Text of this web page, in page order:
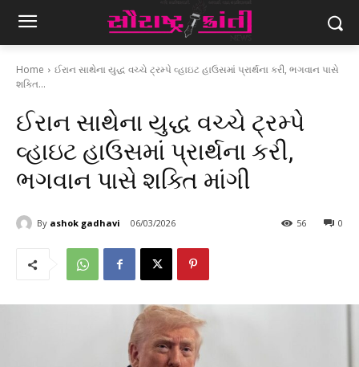
Home
ઈરાન સાથેના યુદ્ધ વચ્ચે ટ્રમ્પે વ્હાઇટ હાઉસમાં પ્રાર્થના કરી, ભગવાન પાસે
શક્તિ...
ઈરાન સાથેના યુદ્ધ વચ્ચે ટ્રમ્પે
વ્હાઇટ હાઉસમાં પ્રાર્થના કરી,
ભગવાન પાસે શક્તિ માંગી
By ashok gadhavi 06/03/2026 0
56